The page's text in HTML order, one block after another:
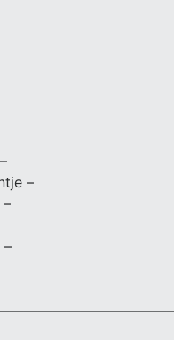
–
–